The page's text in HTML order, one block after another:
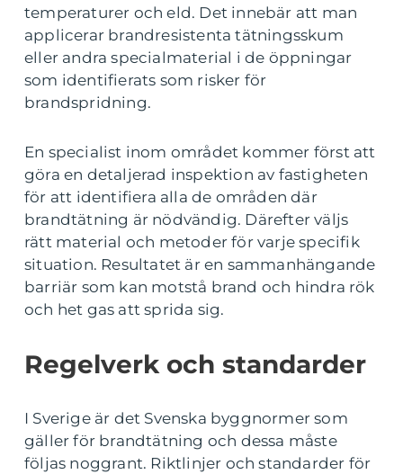
temperaturer och eld. Det innebär att man
applicerar brandresistenta tätningsskum
eller andra specialmaterial i de öppningar
som identifierats som risker för
brandspridning.
En specialist inom området kommer först att
göra en detaljerad inspektion av fastigheten
för att identifiera alla de områden där
brandtätning är nödvändig. Därefter väljs
rätt material och metoder för varje specifik
situation. Resultatet är en sammanhängande
barriär som kan motstå brand och hindra rök
och het gas att sprida sig.
Regelverk och standarder
I Sverige är det Svenska byggnormer som
gäller för brandtätning och dessa måste
följas noggrant. Riktlinjer och standarder för